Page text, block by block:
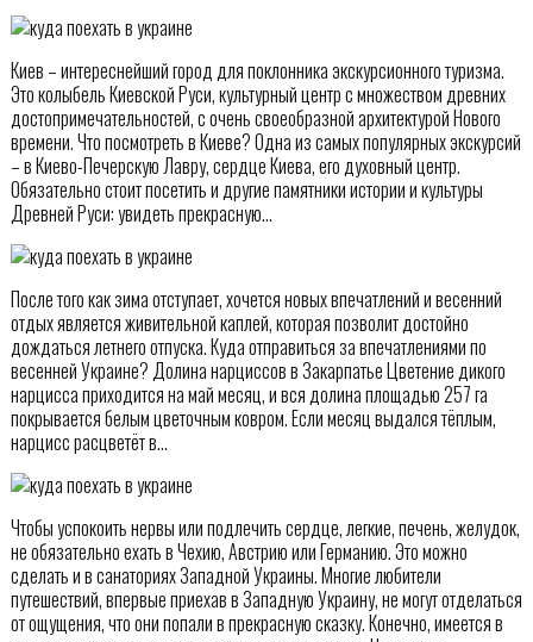
Киев – интереснейший город для поклонника экскурсионного туризма.
Это колыбель Киевской Руси, культурный центр с множеством древних
достопримечательностей, с очень своеобразной архитектурой Нового
времени. Что посмотреть в Киеве? Одна из самых популярных экскурсий
– в Киево-Печерскую Лавру, сердце Киева, его духовный центр.
Обязательно стоит посетить и другие памятники истории и культуры
Древней Руси: увидеть прекрасную…
После того как зима отступает, хочется новых впечатлений и весенний
отдых является живительной каплей, которая позволит достойно
дождаться летнего отпуска. Куда отправиться за впечатлениями по
весенней Украине? Долина нарциссов в Закарпатье Цветение дикого
нарцисса приходится на май месяц, и вся долина площадью 257 га
покрывается белым цветочным ковром. Если месяц выдался тёплым,
нарцисс расцветёт в…
Чтобы успокоить нервы или подлечить сердце, легкие, печень, желудок,
не обязательно ехать в Чехию, Австрию или Германию. Это можно
сделать и в санаториях Западной Украины. Многие любители
путешествий, впервые приехав в Западную Украину, не могут отделаться
от ощущения, что они попали в прекрасную сказку. Конечно, имеется в